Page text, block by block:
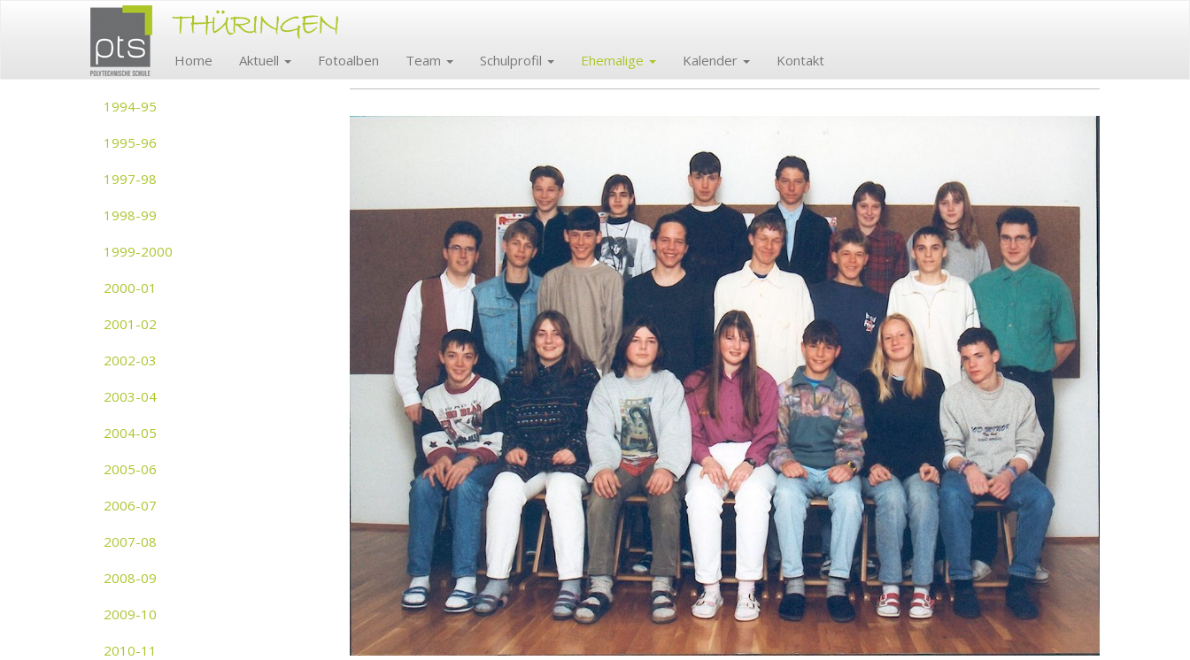
Home Aktuell Fotoalben Team Schulprofil Ehemalige Kalender Kontakt
1994-95
1995-96
1997-98
1998-99
1999-2000
2000-01
2001-02
2002-03
2003-04
2004-05
2005-06
2006-07
2007-08
2008-09
2009-10
2010-11